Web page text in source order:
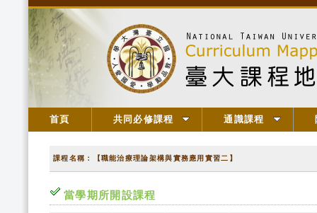
首頁 共同必修課程 通識課程
課程名稱：【職能治療理論架構與實務應用實習二】
當學期所開設課程